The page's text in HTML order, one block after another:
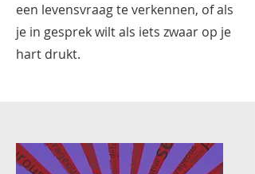
een levensvraag te verkennen, of als
je in gesprek wilt als iets zwaar op je
hart drukt.